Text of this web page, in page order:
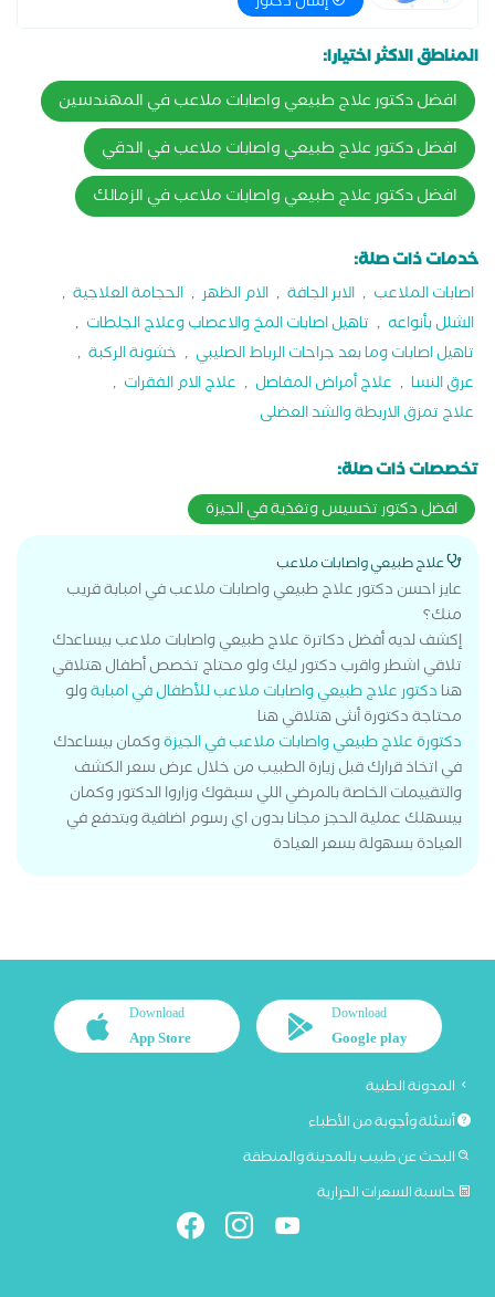
المناطق الاكثر اختيارا:
افضل دكتور علاج طبيعي واصابات ملاعب في المهندسين
افضل دكتور علاج طبيعي واصابات ملاعب في الدقي
افضل دكتور علاج طبيعي واصابات ملاعب في الزمالك
خدمات ذات صلة:
اصابات الملاعب , الابر الجافة , الام الظهر , الحجامة العلاجية ,
الشلل بأنواعه , تاهيل اصابات المخ والاعصاب وعلاج الجلطات ,
تاهيل اصابات وما بعد جراحات الرباط الصليبي , خشونة الركبة ,
عرق النسا , علاج أمراض المفاصل , علاج الام الفقرات ,
علاج تمزق الاربطة والشد العضلى
تخصصات ذات صلة:
افضل دكتور تخسيس وتغذية في الجيزة
علاج طبيعي واصابات ملاعب
عايز احسن دكتور علاج طبيعي واصابات ملاعب في امبابة قريب
منك؟
إكشف لديه أفضل دكاترة علاج طبيعي واصابات ملاعب بيساعدك
تلاقي اشطر واقرب دكتور ليك ولو محتاج تخصص أطفال هتلاقي
هنا دكتور علاج طبيعي واصابات ملاعب للأطفال في امبابةولو
محتاجة دكتورة أنثى هتلاقي هنا
دكتورة علاج طبيعي واصابات ملاعب في الجيزةوكمان بيساعدك
في اتخاذ قرارك قبل زيارة الطبيب من خلال عرض سعر الكشف
والتقييمات الخاصة بالمرضي اللي سبقوك وزاروا الدكتور وكمان
بيسهلك عملية الحجز مجانا بدون اي رسوم اضافية وبتدفع في
العيادة بسهولة بسعر العيادة
Download
Google play
Download
App Store
المدونة الطبية
أسئلة وأجوبة من الأطباء
البحث عن طبيب بالمدينة والمنطقة
حاسبة السعرات الحرارية